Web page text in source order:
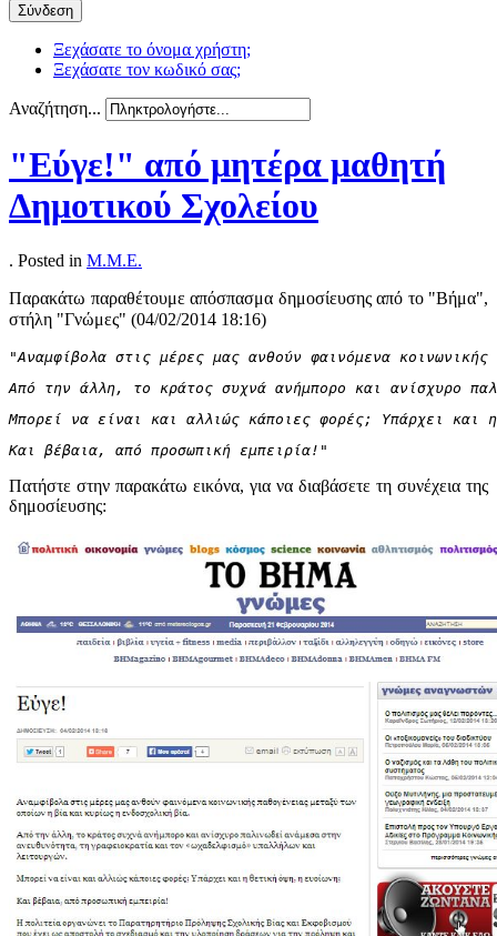
Σύνδεση
Ξεχάσατε το όνομα χρήστη;
Ξεχάσατε τον κωδικό σας;
Αναζήτηση...
"Εύγε!" από μητέρα μαθητή
Δημοτικού Σχολείου
. Posted in Μ.Μ.Ε.
Παρακάτω παραθέτουμε απόσπασμα δημοσίευσης από το "Βήμα",
στήλη "Γνώμες" (04/02/2014 18:16)
"Αναμφίβολα στις μέρες μας ανθούν φαινόμενα
Από την άλλη, το κράτος συχνά ανήμπορο και ανίσχυρο
Μπορεί να είναι και αλλιώς κάποιες φορές; Υπάρχει και
Και βέβαια, από προσωπική εμπειρία!"
Πατήστε στην παρακάτω εικόνα, για να διαβάσετε τη συνέχεια της
δημοσίευσης: